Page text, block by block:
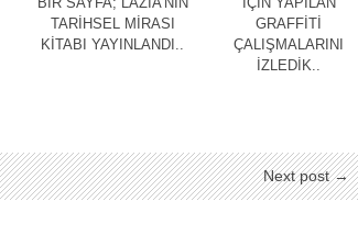
TARİHSEL MİRASI
KİTABI YAYINLANDI..
GRAFFİTİ
ÇALIŞMALARINI
İZLEDİK..
Next post →